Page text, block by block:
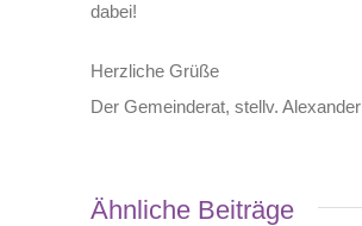
dabei!
Herzliche Grüße
Der Gemeinderat, stellv. Alexander
Ähnliche Beiträge